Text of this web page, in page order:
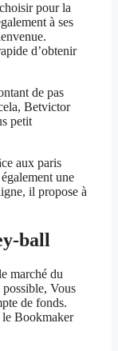
pour la
à ses
d’obtenir
de pas
Betvictor
petit
aux paris
une
il propose à
ball
marché du
Vous
de fonds.
Bookmaker